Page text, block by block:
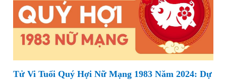
Tử Vi Tuổi Quý Hợi Nữ Mạng 1983 Năm 2024: Dự